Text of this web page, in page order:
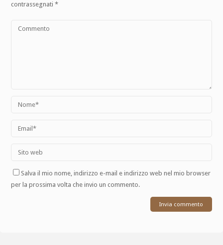
contrassegnati*
Salva il mio nome, indirizzo e-mail e indirizzo web nel mio browser
per la prossima volta che invio un commento.